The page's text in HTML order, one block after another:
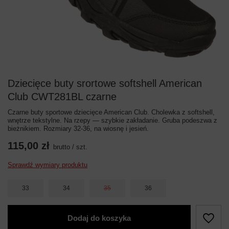
Dziecięce buty srortowe softshell American
Club CWT281BL czarne
Czarne buty sportowe dziecięce American Club. Cholewka z softshell,
wnętrze tekstylne. Na rzepy — szybkie zakładanie. Gruba podeszwa z
bieżnikiem. Rozmiary 32-36, na wiosnę i jesień.
115,00 zł brutto / szt.
Sprawdź wymiary produktu
33 34 35 36
Dodaj do koszyka